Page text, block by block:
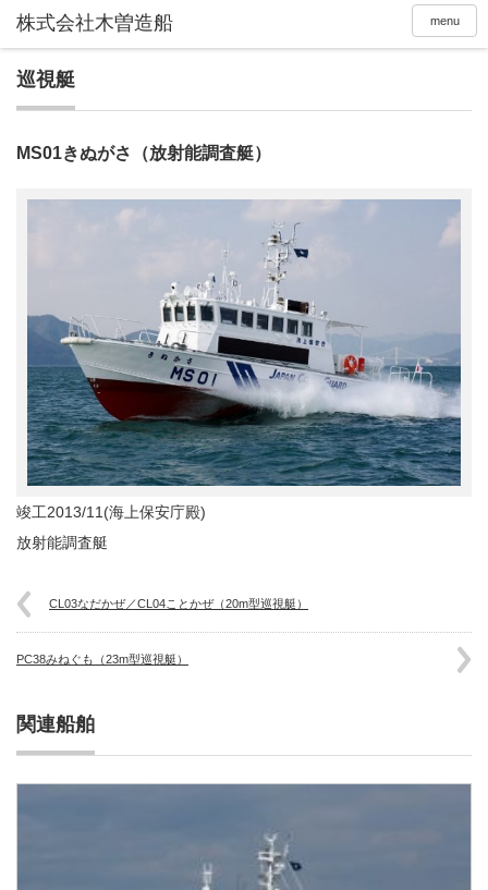
株式会社木曽造船 menu
巡視艇
MS01きぬがさ（放射能調査艇）
竣工2013/11(海上保安庁殿)
放射能調査艇
CL03なだかぜ／CL04ことかぜ（20m型巡視艇）
PC38みねぐも（23m型巡視艇）
関連船舶